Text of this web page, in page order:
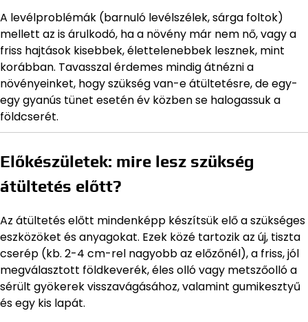
A levélproblémák (barnuló levélszélek, sárga foltok)
mellett az is árulkodó, ha a növény már nem nő, vagy a
friss hajtások kisebbek, élettelenebbek lesznek, mint
korábban. Tavasszal érdemes mindig átnézni a
növényeinket, hogy szükség van-e átültetésre, de egy-
egy gyanús tünet esetén év közben se halogassuk a
földcserét.
Előkészületek: mire lesz szükség
átültetés előtt?
Az átültetés előtt mindenképp készítsük elő a szükséges
eszközöket és anyagokat. Ezek közé tartozik az új, tiszta
cserép (kb. 2-4 cm-rel nagyobb az előzőnél), a friss, jól
megválasztott földkeverék, éles olló vagy metszőolló a
sérült gyökerek visszavágásához, valamint gumikesztyű
és egy kis lapát.